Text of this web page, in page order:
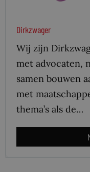
Dirkzwager
Wij zijn
met advocaten,
samen bouwen
met
thema’s als de…